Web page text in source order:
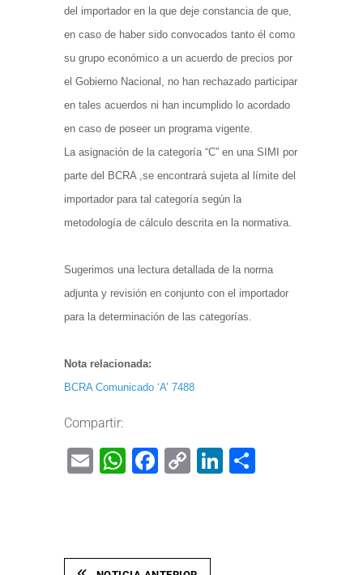
del importador en la que deje constancia de que,
en caso de haber sido convocados tanto él como
su grupo económico a un acuerdo de precios por
el Gobierno Nacional, no han rechazado participar
en tales acuerdos ni han incumplido lo acordado
en caso de poseer un programa vigente.
La asignación de la categoría “C” en una SIMI por
parte del BCRA ,se encontrará sujeta al límite del
importador para tal categoría según la
metodología de cálculo descrita en la normativa.
Sugerimos una lectura detallada de la norma
adjunta y revisión en conjunto con el importador
para la determinación de las categorías.
Nota relacionada:
BCRA Comunicado ‘A’ 7488
Compartir:
EmailWhatsApp
Facebook
CopyLinkedIn